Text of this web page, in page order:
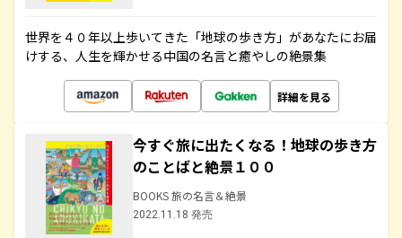
世界を４０年以上歩いてきた「地球の歩き方」があなたにお届
けする、人生を輝かせる中国の名言と癒やしの絶景集
詳細を見る
今すぐ旅に出たくなる！地球の歩き方
のことばと絶景１００
BOOKS 旅の名言＆絶景
2022.11.18 発売